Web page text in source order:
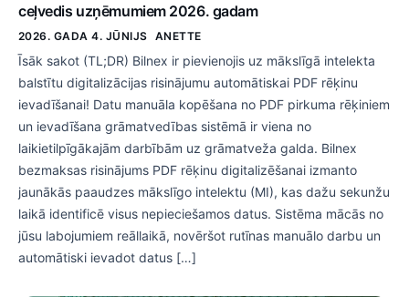
ceļvedis uzņēmumiem 2026. gadam
2026. GADA 4. JŪNIJS ANETTE
Īsāk sakot (TL;DR) Bilnex ir pievienojis uz mākslīgā intelekta
balstītu digitalizācijas risinājumu automātiskai PDF rēķinu
ievadīšanai! Datu manuāla kopēšana no PDF pirkuma rēķiniem
un ievadīšana grāmatvedības sistēmā ir viena no
laikietilpīgākajām darbībām uz grāmatveža galda. Bilnex
bezmaksas risinājums PDF rēķinu digitalizēšanai izmanto
jaunākās paaudzes mākslīgo intelektu (MI), kas dažu sekunžu
laikā identificē visus nepieciešamos datus. Sistēma mācās no
jūsu labojumiem reāllaikā, novēršot rutīnas manuālo darbu un
automātiski ievadot datus […]